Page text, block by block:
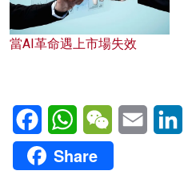
當AI革命遇上市場失效
FacebookWhatsAppWeChatEmail
Share